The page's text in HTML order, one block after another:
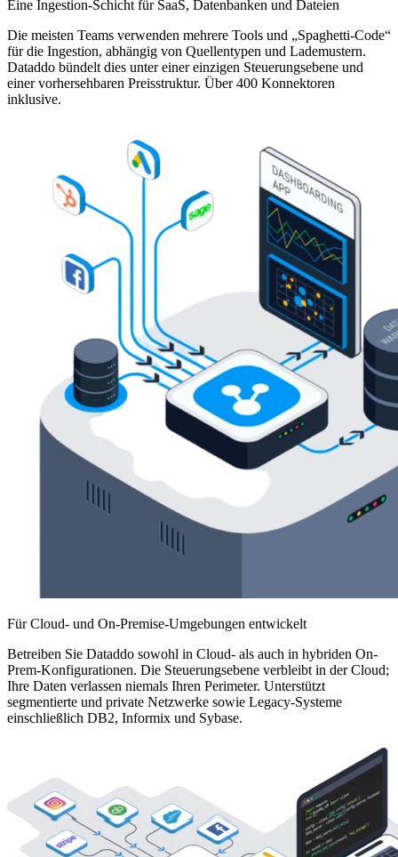
Eine Ingestion-Schicht für SaaS, Datenbanken und Dateien
Die meisten Teams verwenden mehrere Tools und „Spaghetti-Code“
für die Ingestion, abhängig von Quellentypen und Lademustern.
Dataddo bündelt dies unter einer einzigen Steuerungsebene und
einer vorhersehbaren Preisstruktur. Über 400 Konnektoren
inklusive.
Für Cloud- und On-Premise-Umgebungen entwickelt
Betreiben Sie Dataddo sowohl in Cloud- als auch in hybriden On-
Prem-Konfigurationen. Die Steuerungsebene verbleibt in der Cloud;
Ihre Daten verlassen niemals Ihren Perimeter. Unterstützt
segmentierte und private Netzwerke sowie Legacy-Systeme
einschließlich DB2, Informix und Sybase.